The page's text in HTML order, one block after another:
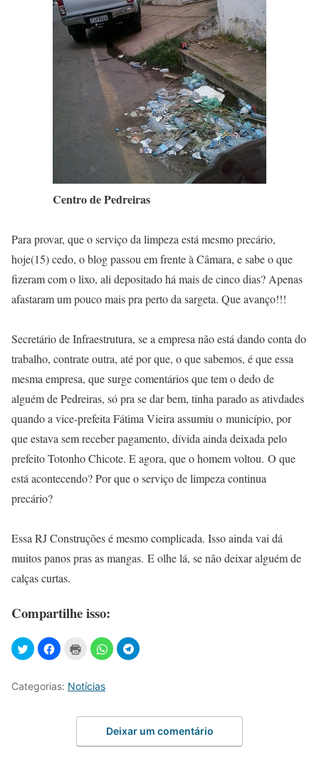
Centro de Pedreiras
Para provar, que o serviço da limpeza está mesmo precário,
hoje(15) cedo, o blog passou em frente à Câmara, e sabe o que
fizeram com o lixo, ali depositado há mais de cinco dias? Apenas
afastaram um pouco mais pra perto da sargeta. Que avanço!!!
Secretário de Infraestrutura, se a empresa não está dando conta do
trabalho, contrate outra, até por que, o que sabemos, é que essa
mesma empresa, que surge comentários que tem o dedo de
alguém de Pedreiras, só pra se dar bem, tinha parado as ativdades
quando a vice-prefeita Fátima Vieira assumiu o município, por
que estava sem receber pagamento, dívida ainda deixada pelo
prefeito Totonho Chicote. E agora, que o homem voltou. O que
está acontecendo? Por que o serviço de limpeza continua
precário?
Essa RJ Construções é mesmo complicada. Isso ainda vai dá
muitos panos pras as mangas. E olhe lá, se não deixar alguém de
calças curtas.
Compartilhe isso:
Categorias: Notícias
Deixar um comentário